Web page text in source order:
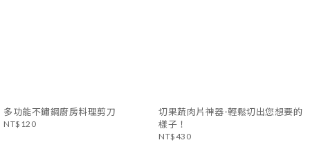
多功能不鏽鋼廚房料理剪刀
NT$120
切果蔬肉片神器-輕鬆切出您想要的
樣子！
NT$430